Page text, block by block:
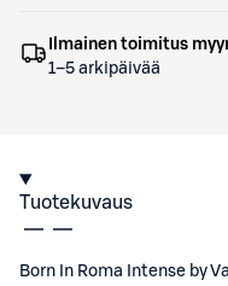
Ilmainen toimitus
1–5 arkipäivää
Tuotekuvaus
Born In Roma Intense by